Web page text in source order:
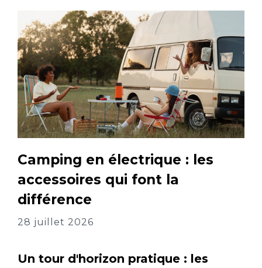
Camping en électrique : les
accessoires qui font la
différence
28 juillet 2026
Un tour d'horizon pratique : les